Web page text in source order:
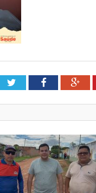
TwitterFacebook